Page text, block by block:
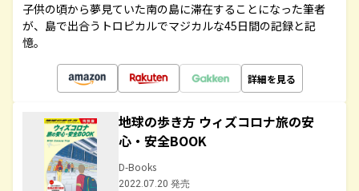
子供の頃から夢見ていた南の島に滞在することになった筆者
が、島で出合うトロピカルでマジカルな45日間の記録と記
憶。
詳細を見る
地球の歩き方 ウィズコロナ旅の安
心・安全BOOK
D-Books
2022.07.20 発売